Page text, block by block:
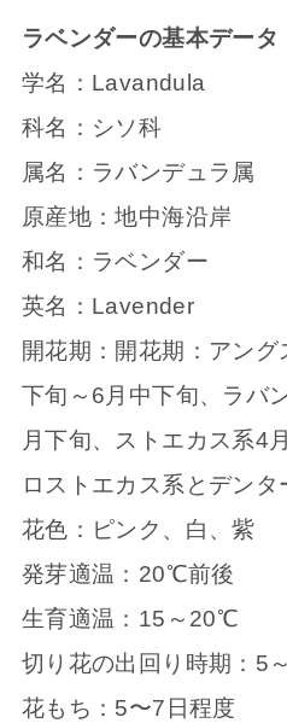
ラベンダーの基本データ
学名：Lavandula
科名：シソ科
属名：ラバンデュラ属
原産地：地中海沿岸
和名：ラベンダー
英名：Lavender
開花期：開花期：アング
下旬～6月中下旬、ラバ
月下旬、ストエカス系4
ロストエカス系とデンタ
花色：ピンク、白、紫
発芽適温：20℃前後
生育適温：15～20℃
切り花の出回り時期：5
花もち：5〜7日程度